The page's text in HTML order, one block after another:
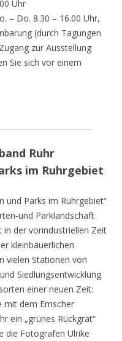
Uhr
– Do. 8.30 – 16.00 Uhr,
(durch Tagungen
zur Ausstellung
Sie sich vor einem
Ruhr
im Ruhrgebiet
und Parks im Ruhrgebiet“
und Parklandschaft
in der vorindustriellen Zeit
kleinbäuerlichen
vielen Stationen von
Siedlungsentwicklung
einer neuen Zeit:
mit dem Emscher
ein „grünes Rückgrat“
die Fotografen Ulrike